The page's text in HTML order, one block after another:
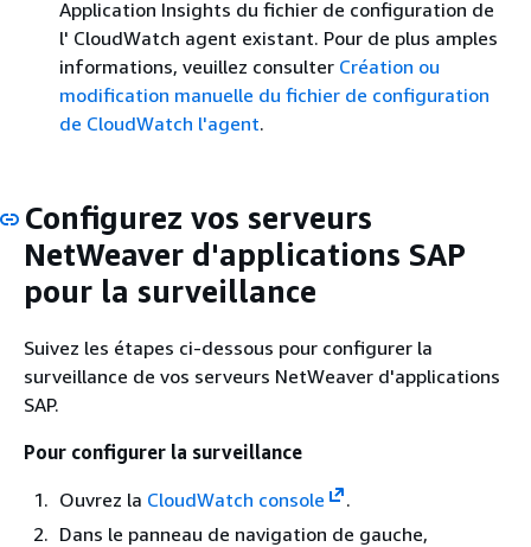
Application Insights du fichier de configuration de
l' CloudWatch agent existant. Pour de plus amples
informations, veuillez consulter Création ou
modification manuelle du fichier de configuration
de CloudWatch l'agent.
Configurez vos serveurs
NetWeaver d'applications SAP
pour la surveillance
Suivez les étapes ci-dessous pour configurer la
surveillance de vos serveurs NetWeaver d'applications
SAP.
Pour configurer la surveillance
Ouvrez la CloudWatch console
.
Dans le panneau de navigation de gauche,